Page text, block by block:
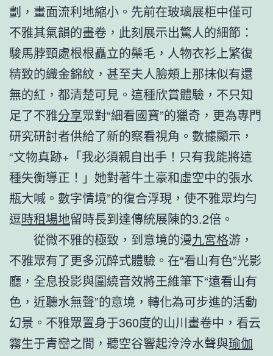
劃，畫面流利地縮小。先前在玻璃展柜中僅可
不雅其氣韻的畫卷，此刻展示出驚人的細節：
駿馬脖頸處根根矗立的鬃毛，人物衣衫上繁復
精致的織金錦紋，甚至夫人臉頰上那抹似有還
無的紅，都清楚可見。這種欣賞體驗，不只知
足了不雅分享眾對“細看國寶”的獵奇，更為專門
研究研討者供給了新的察看視角。數據顯示，
“文物真跡+「我必須親自出手！只有我能將這
種失衡導正！」她對著牛土豪和虛空中的張水
瓶大喊。數字情境”的復合浮現，使不雅眾均勻
逗時租場地留時長到達傳統展陳的3.2倍。
從微不雅的極致，到意境的漫九宮格游，
不雅眾有了更多沉醉式體驗。在“看山有色”光影
廳，全息投影與圍繞音效將王維筆下“遠看山有
色，近聽水無聲”的意境，轉化為可步進的活動
幻景。不雅眾置身于360度的山川畫卷中，看云
霧生于青巒之間，聽空谷響起泠泠水聲與瑜伽